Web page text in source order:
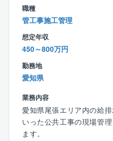
企画の決定後は外部の設計
し、設計図書を完成。
完成した設計図書を施工
し工事請負金額を決定。
▼
施工管理部門に引き継ぎま
〈組織構成：4名〉
部長1名、30代～50代社
〈年収モデル※決算賞与含
職種
管工事施工管理
想定年収
450～800万円
勤務地
愛知県
業務内容
愛知県尾張エリア内の給
いった公共工事の現場管
ます。